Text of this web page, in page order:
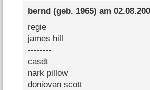
bernd (geb. 1965) am
regie
james hill
--------
casdt
nark pillow
doniovan scott